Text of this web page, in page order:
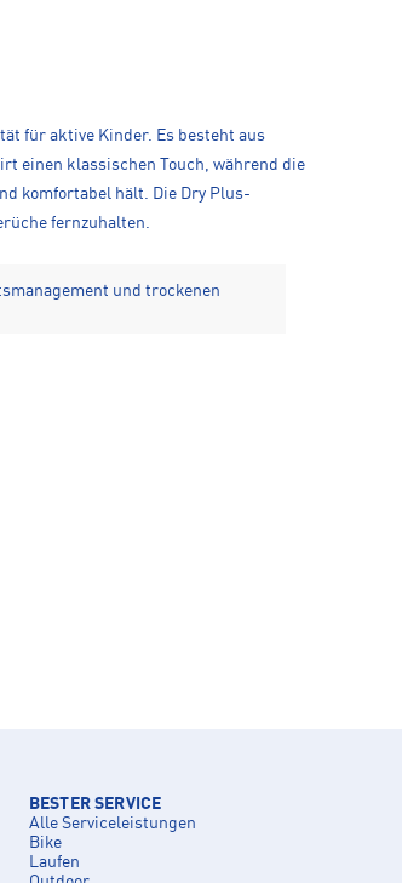
für aktive Kinder. Es besteht aus
einen klassischen Touch, während die
komfortabel hält. Die Dry Plus-
fernzuhalten.
und trockenen
BESTER SERVICE
Alle Serviceleistungen
Bike
Laufen